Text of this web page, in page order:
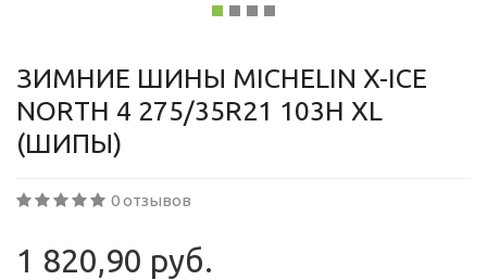
ЗИМНИЕ ШИНЫ MICHELIN X-ICE
NORTH 4 275/35R21 103H XL
(ШИПЫ)
0 отзывов
1 820,90 руб.